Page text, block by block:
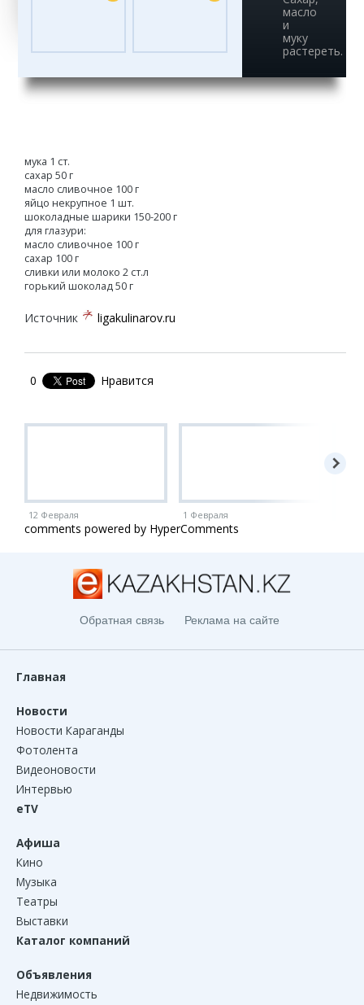
масло
и
муку
растереть.
мука 1 ст.
сахар 50 г
масло сливочное 100 г
яйцо некрупное 1 шт.
шоколадные шарики 150-200 г
для глазури:
масло сливочное 100 г
сахар 100 г
сливки или молоко 2 ст.л
горький шоколад 50 г
Источник ligakulinarov.ru
0 Нравится
12 Февраля 1 Февраля
comments powered by HyperComments
Обратная связь Реклама на сайте
Главная
Новости
Новости Караганды
Фотолента
Видеоновости
Интервью
eTV
Афиша
Кино
Музыка
Театры
Выставки
Каталог компаний
Объявления
Недвижимость